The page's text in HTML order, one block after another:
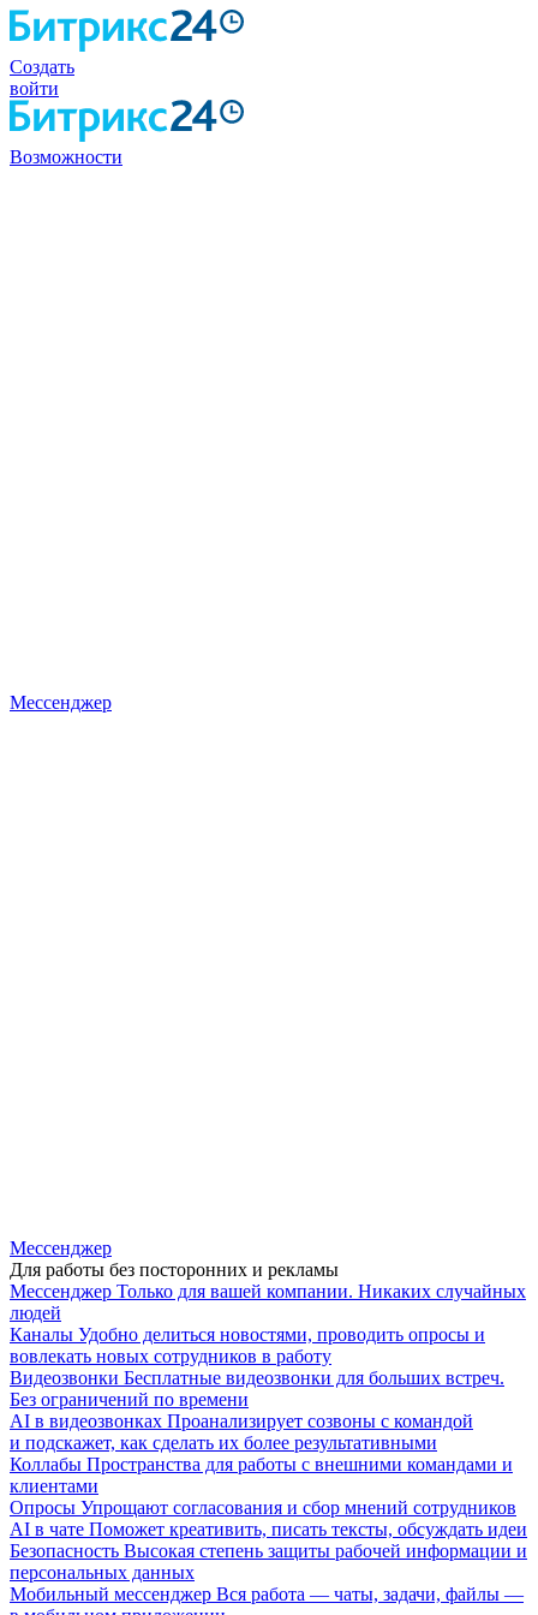
Создать
войти
Возможности
Мессенджер
Мессенджер
Для работы без посторонних и рекламы
Мессенджер Только для вашей компании. Никаких случайных
людей
Каналы Удобно делиться новостями, проводить опросы и
вовлекать новых сотрудников в работу
Видеозвонки Бесплатные видеозвонки для больших встреч.
Без ограничений по времени
AI в видеозвонках Проанализирует созвоны с командой
и подскажет, как сделать их более результативными
Коллабы Пространства для работы с внешними командами и
клиентами
Опросы Упрощают согласования и сбор мнений сотрудников
AI в чате Поможет креативить, писать тексты, обсуждать идеи
Безопасность Высокая степень защиты рабочей информации и
персональных данных
Мобильный мессенджер Вся работа — чаты, задачи, файлы —